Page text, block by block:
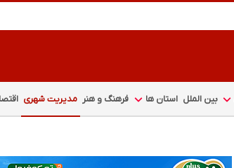
بین الملل استان ها فرهنگ و هنر مدیریت شهری